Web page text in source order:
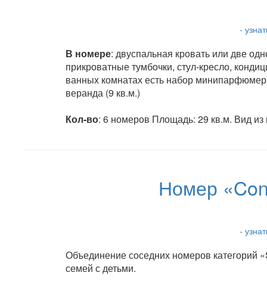
-
В номере: двуспальная кровать или две
прикроватные тумбочки, стул-кресло,
ванных комнатах есть набор
веранда (9 кв.м.)
Кол-во: 6 номеров Площадь: 29 кв.м. Вид
Номер
-
Объединение соседних номеров категорий
семей с детьми.